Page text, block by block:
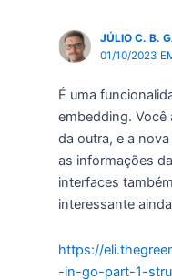
JÚLIO C. B.
01/10/2023
É uma
embedding. Você
da outra, e a
as informações
interfaces
interessante
https://
-in-go-part-1-